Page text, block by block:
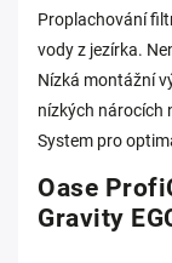
Proplachování
vody z jezírka.
Nízká montážní
nízkých nárocích
System pro
Oase
Gravity